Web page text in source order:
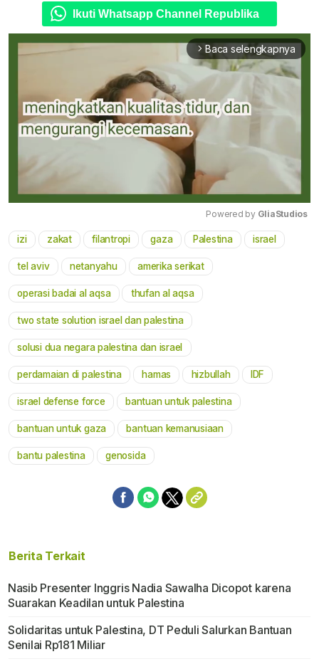
Ikuti Whatsapp Channel Republika
arrow_forward_ios Baca selengkapnya
Mute
Powered by GliaStudios
izi zakat filantropi gaza Palestina israel
tel aviv netanyahu amerika serikat
operasi badai al aqsa thufan al aqsa
two state solution israel dan palestina
solusi dua negara palestina dan israel
perdamaian di palestina hamas hizbullah IDF
israel defense force bantuan untuk palestina
bantuan untuk gaza bantuan kemanusiaan
bantu palestina genosida
Berita Terkait
Nasib Presenter Inggris Nadia Sawalha Dicopot karena
Suarakan Keadilan untuk Palestina
Solidaritas untuk Palestina, DT Peduli Salurkan Bantuan
Senilai Rp181 Miliar